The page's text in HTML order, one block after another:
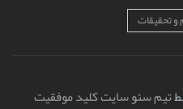
و تحقیقات
تیم سئو سایت کلید موفقیت